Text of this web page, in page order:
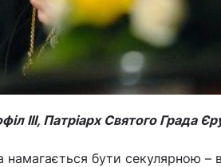
III, Патріарх Святого Града
намагається бути секулярною –